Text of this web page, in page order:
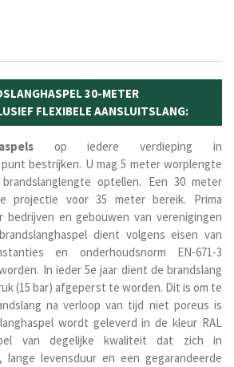
30-METER
FLEXIBELE AANSLUITSLANG:
op iedere verdieping in
bestrijken. U mag 5 meter worplengte
optellen. Een 30 meter
projectie voor 35 meter bereik. Prima
bedrijven en gebouwen van verenigingen
dient volgens eisen van
en onderhoudsnorm EN-671-3
In ieder 5e jaar dient de brandslang
(15 bar) afgeperst te worden. Dit is om te
na verloop van tijd niet poreus is
wordt geleverd in de kleur RAL
van degelijke kwaliteit dat zich in
lange levensduur en een gegarandeerde